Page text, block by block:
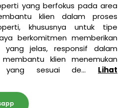
yang berfokus pada area
klien dalam proses
khususnya untuk tipe
berkomitmen memberikan
yang jelas, responsif dalam
klien menemukan
yang sesuai de... Lihat